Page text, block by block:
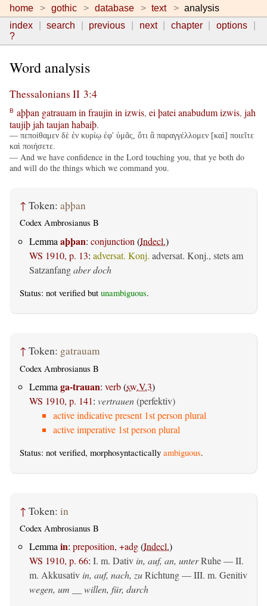
home gothic database text
analysis
index
search previous next chapter
options
?
Word analysis
Thessalonians II 3:4
B aþþan gatrauamin fraujin in izwis, ei þatei anabudumizwis, jah
taujiþjah taujan habaiþ.
— πεποίθαμεν δὲ ἐν κυρίῳ ἐφ' ὑμᾶς, ὅτι ἃ παραγγέλλομεν [καὶ] ποιεῖτε
καὶ ποιήσετε.
— And we have confidence in the Lord touching you, that ye both do
and will do the things which we command you.
↑ Token: aþþan
Codex Ambrosianus B
Lemma aþþan: conjunction (Indecl.)
WS 1910, p. 13: adversat. Konj. adversat. Konj., stets am
Satzanfangaber doch
Status: not verified but unambiguous.
↑ Token: gatrauam
Codex Ambrosianus B
Lemma ga-trauan: verb(sw.V.3)
WS 1910, p. 141: vertrauen(perfektiv)
active indicative present 1st person plural
active imperative 1st person plural
Status: not verified, morphosyntactically ambiguous.
↑ Token: in
Codex Ambrosianus B
Lemmain: preposition, +adg(Indecl.)
WS 1910, p. 66: I. m. Dativ in, auf, an, unterRuhe — II.
m. Akkusativ in, auf, nach, zuRichtung — III. m. Genitiv
wegen, um __ willen, für, durch